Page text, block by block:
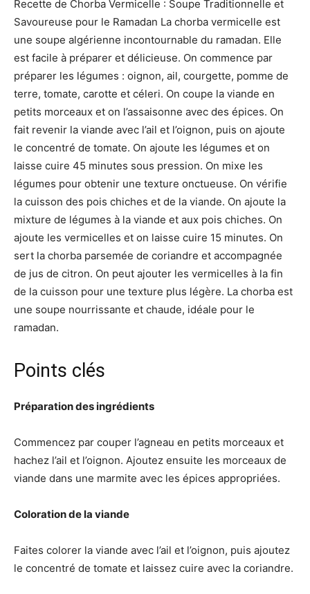
Recette de Chorba Vermicelle : Soupe Traditionnelle et
Savoureuse pour le Ramadan La chorba vermicelle est
une soupe algérienne incontournable du ramadan. Elle
est facile à préparer et délicieuse. On commence par
préparer les légumes : oignon, ail, courgette, pomme de
terre, tomate, carotte et céleri. On coupe la viande en
petits morceaux et on l’assaisonne avec des épices. On
fait revenir la viande avec l’ail et l’oignon, puis on ajoute
le concentré de tomate. On ajoute les légumes et on
laisse cuire 45 minutes sous pression. On mixe les
légumes pour obtenir une texture onctueuse. On vérifie
la cuisson des pois chiches et de la viande. On ajoute la
mixture de légumes à la viande et aux pois chiches. On
ajoute les vermicelles et on laisse cuire 15 minutes. On
sert la chorba parsemée de coriandre et accompagnée
de jus de citron. On peut ajouter les vermicelles à la fin
de la cuisson pour une texture plus légère. La chorba est
une soupe nourrissante et chaude, idéale pour le
ramadan.
Points clés
Préparation des ingrédients
Commencez par couper l’agneau en petits morceaux et
hachez l’ail et l’oignon. Ajoutez ensuite les morceaux de
viande dans une marmite avec les épices appropriées.
Coloration de la viande
Faites colorer la viande avec l’ail et l’oignon, puis ajoutez
le concentré de tomate et laissez cuire avec la coriandre.